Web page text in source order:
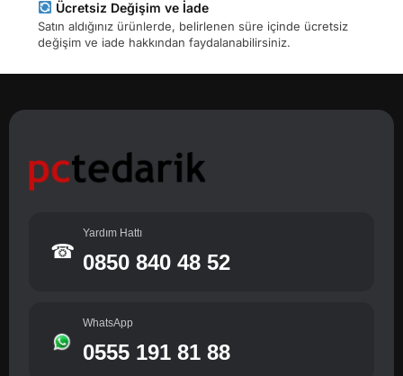
Ücretsiz Değişim ve İade
Satın aldığınız ürünlerde, belirlenen süre içinde ücretsiz
değişim ve iade hakkından faydalanabilirsiniz.
☎
Yardım Hattı
0850 840 48 52
WhatsApp
0555 191 81 88